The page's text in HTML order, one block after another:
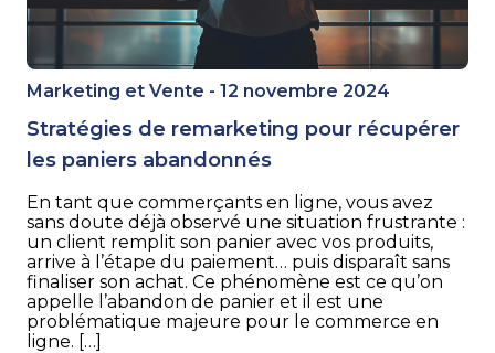
Marketing et Vente - 12 novembre 2024
Stratégies de remarketing pour récupérer
les paniers abandonnés
En tant que commerçants en ligne, vous avez
sans doute déjà observé une situation frustrante :
un client remplit son panier avec vos produits,
arrive à l’étape du paiement… puis disparaît sans
finaliser son achat. Ce phénomène est ce qu’on
appelle l’abandon de panier et il est une
problématique majeure pour le commerce en
ligne. […]